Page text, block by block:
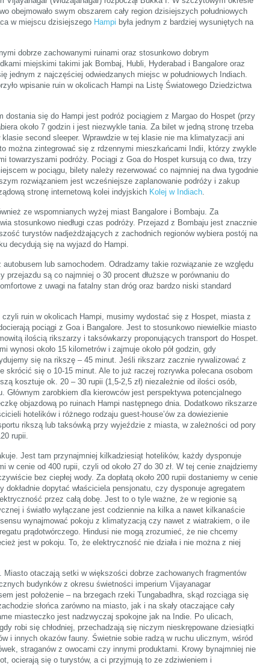
obejmowało swym obszarem cały region dzisiejszych południowych
w miejscu dzisiejszego Hampi była jednym z bardziej wysuniętych na
dobrze zachowanymi ruinami oraz stosunkowo dobrym
miejskimi takimi jak Bombaj, Hubli, Hyderabad i Bangalore oraz
jednym z najczęściej odwiedzanych miejsc w południowych Indiach.
wpisanie ruin w okolicach Hampi na Listę Światowego Dziedzictwa
dostania się do Hampi jest podróż pociągiem z Margao do Hospet (przy
około 7 godzin i jest niezwykle tania. Za bilet w jedną stronę trzeba
klasie second sleeper. Wprawdzie w tej klasie nie ma klimatyzacji ani
można zintegrować się z rdzennymi mieszkańcami Indii, którzy zwykle
towarzyszami podróży. Pociągi z Goa do Hospet kursują co dwa, trzy
w pociągu, bilety należy rezerwować co najmniej na dwa tygodnie
rozwiązaniem jest wcześniejsze zaplanowanie podróży i zakup
stronę internetową kolei indyjskich Kolej w Indiach
ze wspomnianych wyżej miast Bangalore i Bombaju. Za
stosunkowo niedługi czas podróży. Przejazd z Bombaju jest znacznie
turystów nadjeżdżających z zachodnich regionów wybiera postój na
decydują się na wyjazd do Hampi.
autobusem lub samochodem. Odradzamy takie rozwiązanie ze względu
przejazdu są co najmniej o 30 procent dłuższe w porównaniu do
z uwagi na fatalny stan dróg oraz bardzo niski standard
ruin w okolicach Hampi, musimy wydostać się z Hospet, miasta z
pociągi z Goa i Bangalore. Jest to stosunkowo niewielkie miasto
ilością rikszarzy i taksówkarzy proponujących transport do Hospet.
wynosi około 15 kilometrów i zajmuje około pół godzin, gdy
się na rikszę – 45 minut. Jeśli rikszarz zacznie rywalizować z
skrócić się o 10-15 minut. Ale to już raczej rozrywka polecana osobom
kosztuje ok. 20 – 30 rupii (1,5-2,5 zł) niezależnie od ilości osób,
Głównym zarobkiem dla kierowców jest perspektywa potencjalnego
objazdową po ruinach Hampi następnego dnia. Dodatkowo rikszarze
hotelików i różnego rodzaju guest-house’ów za dowiezienie
rikszą lub taksówką przy wyjeździe z miasta, w zależności od pory
rupii.
Jest tam przynajmniej kilkadziesiąt hotelików, każdy dysponuje
w cenie od 400 rupii, czyli od około 27 do 30 zł. W tej cenie znajdziemy
bez ciepłej wody. Za dopłatą około 200 rupii dostaniemy w cenie
dokładnie dopytać właściciela pensjonatu, czy dysponuje agregatem
przez całą dobę. Jest to o tyle ważne, że w regionie są
i światło wyłączane jest codziennie na kilka a nawet kilkanaście
wynajmować pokoju z klimatyzacją czy nawet z wiatrakiem, o ile
prądotwórczego. Hindusi nie mogą zrozumieć, że nie chcemy
jest w pokoju. To, że elektryczność nie działa i nie można z niej
Miasto otaczają setki w większości dobrze zachowanych fragmentów
budynków z okresu świetności imperium Vijayanagar
jest położenie – na brzegach rzeki Tungabadhra, skąd rozciąga się
słońca zarówno na miasto, jak i na skały otaczające cały
miasteczko jest nadzwyczaj spokojne jak na Indie. Po ulicach,
robi się chłodniej, przechadzają się niczym nieskrępowane dziesiątki
i innych okazów fauny. Świetnie sobie radzą w ruchu ulicznym, wśród
straganów z owocami czy innymi produktami. Krowy bynajmniej nie
ocierają się o turystów, a ci przyjmują to ze zdziwieniem i